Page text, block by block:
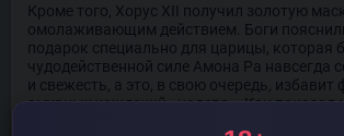
Кроме того, Хорус XII получил золотую
омолаживающим действием. Боги
подарок специально для царицы, которая
чудодейственной силе Амона Ра навсегда
и свежесть, а это, в свою очередь, избавит
амурных хождений «налево». Как показал